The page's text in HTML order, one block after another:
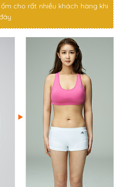
cho rất nhiều khách hàng khi